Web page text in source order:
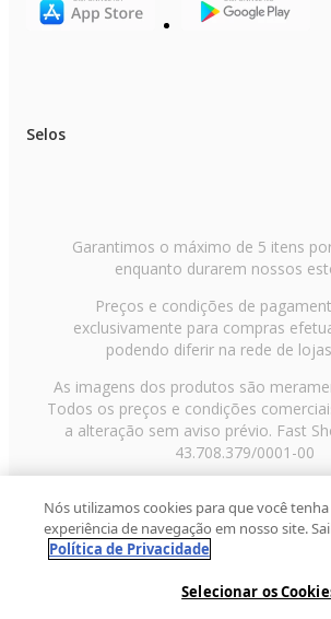
Selos
Garantimos o máximo de 5 itens
enquanto durarem nossos
Preços e condições de
exclusivamente para compras
podendo diferir na rede de
As imagens dos produtos são
Todos os preços e condições
a alteração sem aviso prévio. Fast
43.708.379/0001-00
Paulo/SP, CEP 02029-001, Telefone:
2013 Fast Shop - Todos os direitos
Nós utilizamos cookies para que você
experiência de navegação em nosso site.
Política de Privacidade
Selecionar os